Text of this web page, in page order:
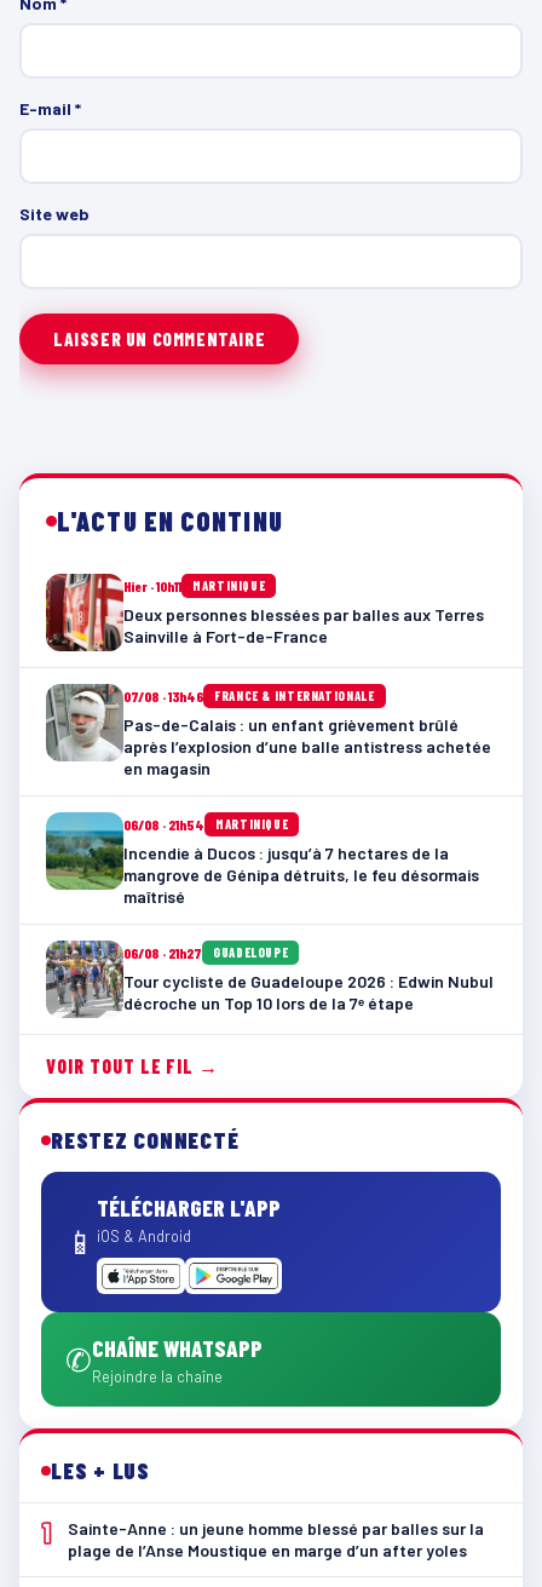
E-mail *
Site web
L'ACTU EN CONTINU
Hier · 10h11 MARTINIQUE
Deux personnes blessées par balles aux Terres
Sainville à Fort-de-France
07/08 · 13h46 FRANCE & INTERNATIONALE
Pas-de-Calais : un enfant grièvement brûlé
après l’explosion d’une balle antistress achetée
en magasin
06/08 · 21h54 MARTINIQUE
Incendie à Ducos : jusqu’à 7 hectares de la
mangrove de Génipa détruits, le feu désormais
maîtrisé
06/08 · 21h27 GUADELOUPE
Tour cycliste de Guadeloupe 2026 : Edwin Nubul
décroche un Top 10 lors de la 7ᵉ étape
VOIR TOUT LE FIL →
RESTEZ CONNECTÉ
📱
TÉLÉCHARGER L'APP
iOS & Android
✆CHAÎNE WHATSAPP
Rejoindre la chaîne
LES + LUS
1
Sainte-Anne : un jeune homme blessé par balles sur la
plage de l’Anse Moustique en marge d’un after yoles